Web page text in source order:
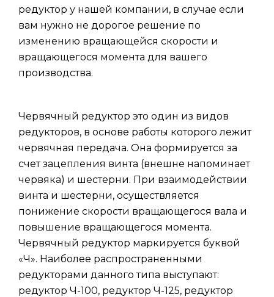
редуктор у нашей компании, в случае если
вам нужно не дорогое решение по
изменению вращающейся скорости и
вращающегося момента для вашего
производства.
Червячный редуктор это один из видов
редукторов, в основе работы которого лежит
червячная передача. Она формируется за
счет зацепления винта (внешне напоминает
червяка) и шестерни. При взаимодействии
винта и шестерни, осуществляется
понижение скорости вращающегося вала и
повышение вращающегося момента.
Червячный редуктор маркируется буквой
«Ч». Наиболее распространенными
редукторами данного типа выступают:
редуктор Ч-100, редуктор Ч-125, редуктор